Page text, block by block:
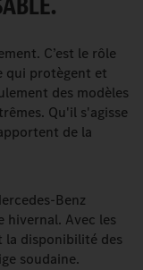
C’est le rôle
qui protègent et
des modèles
Qu'il s'agisse
de la
Benz
hivernal. Avec les
la disponibilité des
soudaine.